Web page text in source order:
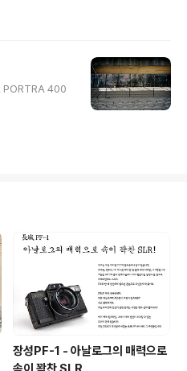
400
장성PF-1 - 아날로그의 매력으로